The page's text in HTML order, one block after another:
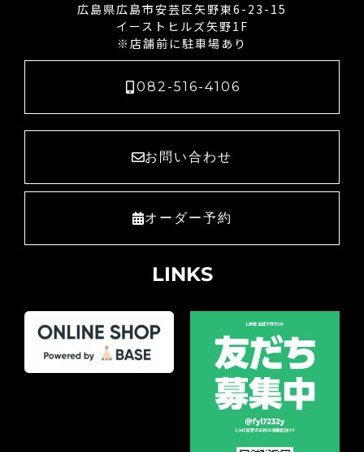
広島県広島市安芸区矢野東6-23-15
イーストヒルズ矢野1F
※店舗前に駐車場あり
082-516-4106
お問い合わせ
オーダー予約
LINKS